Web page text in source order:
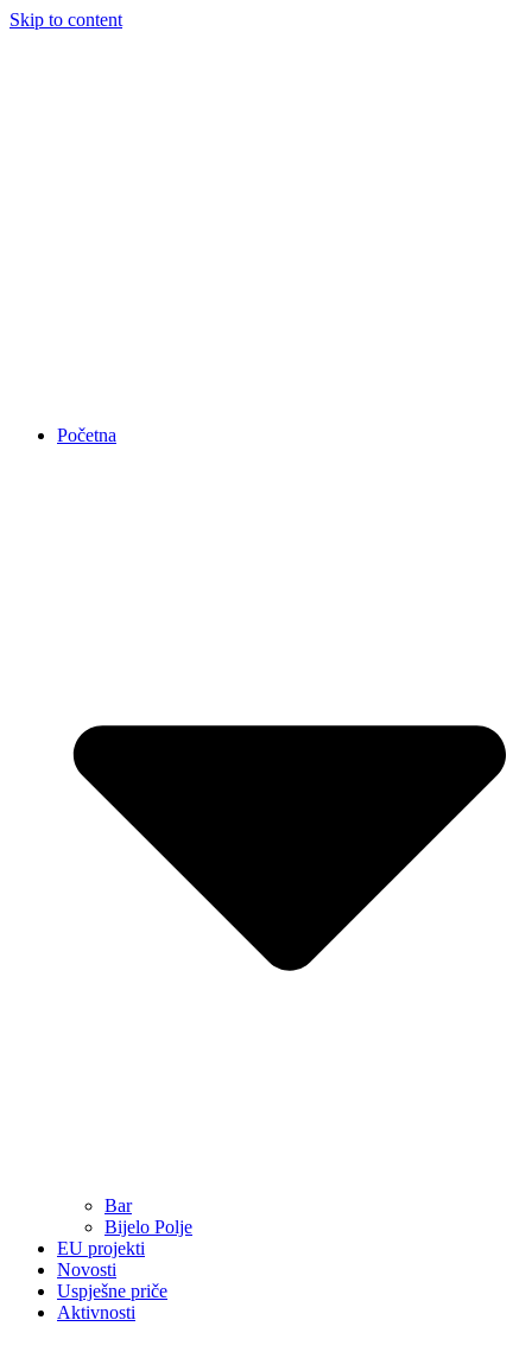
Skip to content
Početna
Bar
Bijelo Polje
EU projekti
Novosti
Uspješne priče
Aktivnosti